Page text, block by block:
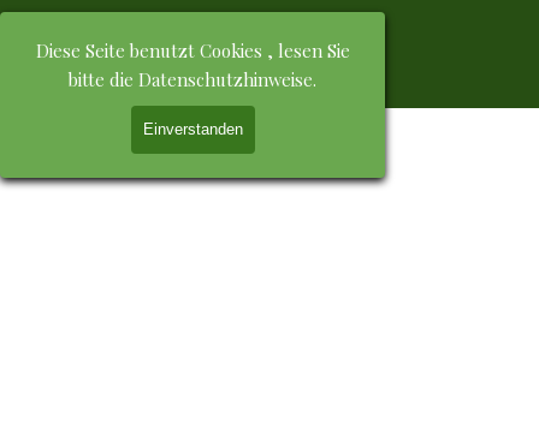
Diese Seite benutzt Cookies , lesen Sie
bitte die Datenschutzhinweise.
Einverstanden
Direkt zum Seiteninhalt
Schützenverein Zschopau e.V.
Menü überspringen
Tradition, Brauchtum und Sport in der Bergstadt